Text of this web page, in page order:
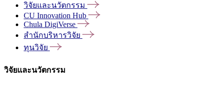
วิจัยและนวัตกรรม
CU Innovation Hub
Chula DigiVerse
สำนักบริหารวิจัย
ทุนวิจัย
วิจัยและนวัตกรรม